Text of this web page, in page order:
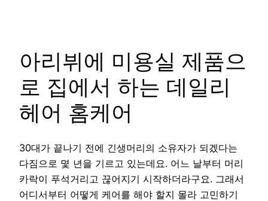
아리뷔에 미용실 제품으
로 집에서 하는 데일리
헤어 홈케어
30대가 끝나기 전에 긴생머리의 소유자가 되겠다는
다짐으로 몇 년을 기르고 있는데요. 어느 날부터 머리
카락이 푸석거리고 끊어지기 시작하더라구요. 그래서
어디서부터 어떻게 케어를 해야 할지 몰라 고민하기